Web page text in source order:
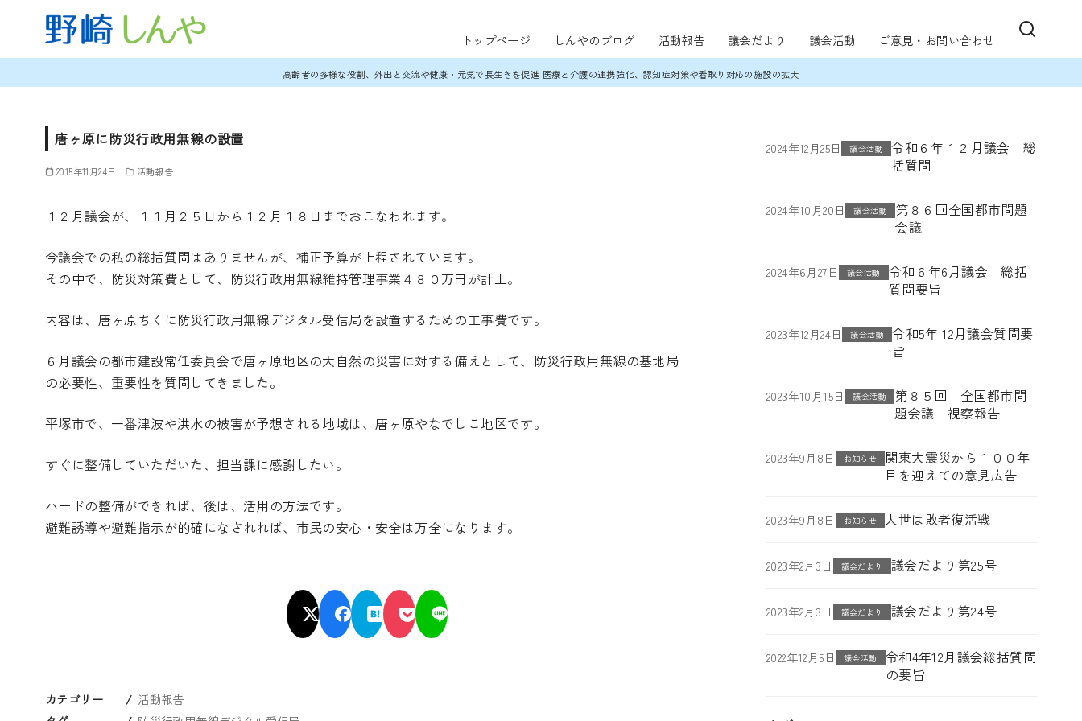
ン
トップページ しんやのブログ 活動報告 議会だより 議会活動 ご意見・お問い合わせ
高齢者の多様な役割、外出と交流や健康・元気で長生きを促進 医療と介護の連携強化、認知症対策や看取り対応の施設の拡大
唐ヶ原に防災行政用無線の設置
2015年11月24日 活動報告
１２月議会が、１１月２５日から１２月１８日までおこなわれます。
今議会での私の総括質問はありませんが、補正予算が上程されています。
その中で、防災対策費として、防災行政用無線維持管理事業４８０万円が計上。
内容は、唐ヶ原ちくに防災行政用無線デジタル受信局を設置するための工事費です。
６月議会の都市建設常任委員会で唐ヶ原地区の大自然の災害に対する備えとして、防災行政用無線の基地局
の必要性、重要性を質問してきました。
平塚市で、一番津波や洪水の被害が予想される地域は、唐ヶ原やなでしこ地区です。
すぐに整備していただいた、担当課に感謝したい。
ハードの整備ができれば、後は、活用の方法です。
避難誘導や避難指示が的確になされれば、市民の安心・安全は万全になります。
カテゴリー
活動報告
2024年12月25日 議会活動
令和６年１２月議会 総
括質問
2024年10月20日 議会活動
第８６回全国都市問題
会議
2024年6月27日 議会活動
令和６年6月議会 総括
質問要旨
2023年12月24日 議会活動
令和5年 12月議会質問要
旨
2023年10月15日 議会活動
第８５回 全国都市問
題会議 視察報告
2023年9月8日 お知らせ
関東大震災から１００年
目を迎えての意見広告
2023年9月8日 お知らせ 人世は敗者復活戦
2023年2月3日 議会だより 議会だより第25号
2023年2月3日 議会だより 議会だより第24号
2022年12月5日 議会活動
令和4年12月議会総括質問
の要旨